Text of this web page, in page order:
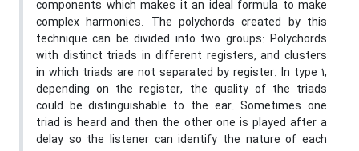
components which makes it an ideal formula to make
complex harmonies. The polychords created by this
technique can be divided into two groups: Polychords
with distinct triads in different registers, and clusters
in which triads are not separated by register. In type 1,
depending on the register, the quality of the triads
could be distinguishable to the ear. Sometimes one
triad is heard and then the other one is played after a
delay so the listener can identify the nature of each